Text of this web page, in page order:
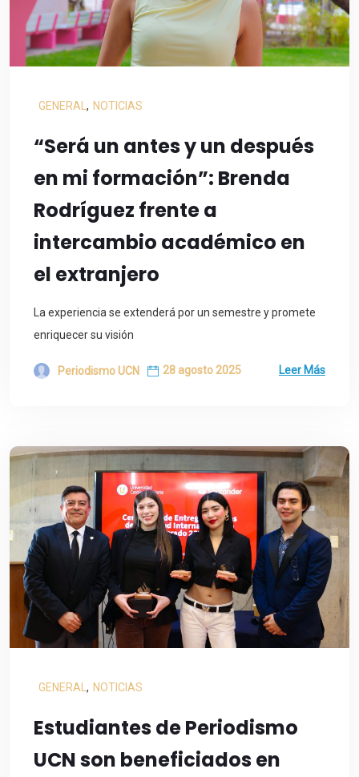
GENERAL , NOTICIAS
“Será un antes y un después
en mi formación”: Brenda
Rodríguez frente a
intercambio académico en
el extranjero
La experiencia se extenderá por un semestre y promete
enriquecer su visión
Periodismo UCN 28 agosto 2025 Leer Más
GENERAL , NOTICIAS
Estudiantes de Periodismo
UCN son beneficiados en